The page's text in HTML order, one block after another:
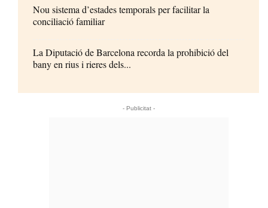
Nou sistema d’estades temporals per facilitar la
conciliació familiar
La Diputació de Barcelona recorda la prohibició del
bany en rius i rieres dels...
- Publicitat -